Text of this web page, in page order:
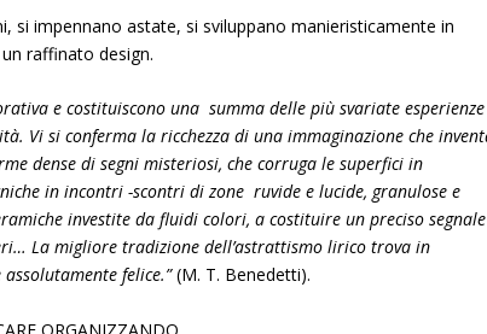
si impennano astate, si sviluppano manieristicamente in
raffinato design.
e costituiscono una summa delle più svariate esperienze
Vi si conferma la ricchezza di una immaginazione che
dense di segni misteriosi, che corruga le superfici in
in incontri -scontri di zone ruvide e lucide, granulose e
investite da fluidi colori, a costituire un preciso segnale
La migliore tradizione dell’astrattismo lirico trova in
felice.”(M. T. Benedetti).
ORGANIZZANDO